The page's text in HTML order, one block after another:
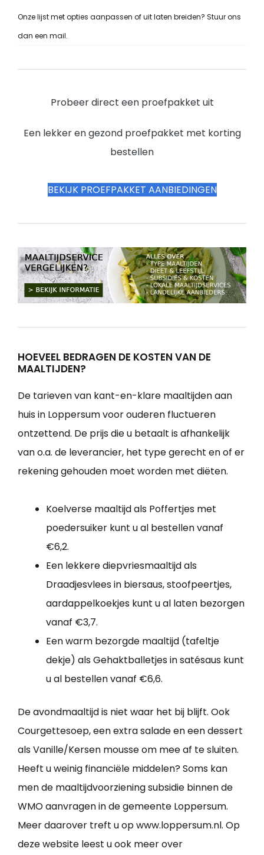
Onze lijst met opties aanpassen of uit laten breiden? Stuur ons
dan een mail.
Probeer direct een proefpakket uit
Een lekker en gezond proefpakket met korting
bestellen
BEKIJK PROEFPAKKET AANBIEDINGEN
HOEVEEL BEDRAGEN DE KOSTEN VAN DE
MAALTIJDEN?
De tarieven van kant-en-klare maaltijden aan
huis in Loppersum voor ouderen fluctueren
ontzettend. De prijs die u betaalt is afhankelijk
van o.a. de leverancier, het type gerecht en of er
rekening gehouden moet worden met diëten.
Koelverse maaltijd als Poffertjes met
poedersuiker kunt u al bestellen vanaf
€6,2.
Een lekkere diepvriesmaaltijd als
Draadjesvlees in biersaus, stoofpeertjes,
aardappelkoekjes kunt u al laten bezorgen
vanaf €3,7.
Een warm bezorgde maaltijd (tafeltje
dekje) als Gehaktballetjes in satésaus kunt
u al bestellen vanaf €6,6.
De avondmaaltijd is niet waar het bij blijft. Ook
Courgettesoep, een extra salade en een dessert
als Vanille/Kersen mousse om mee af te sluiten.
Heeft u weinig financiële middelen? Soms kan
men de maaltijdvoorziening subsidie binnen de
WMO aanvragen in de gemeente Loppersum.
Meer daarover treft u op www.loppersum.nl. Op
deze website leest u ook meer over